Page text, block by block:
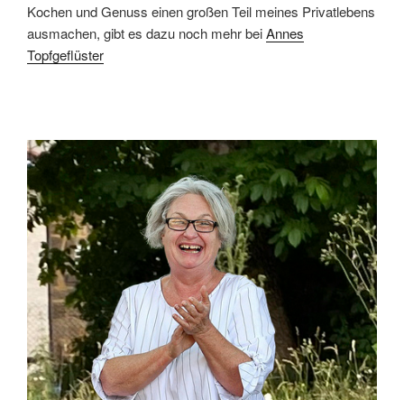
Kochen und Genuss einen großen Teil meines Privatlebens
ausmachen, gibt es dazu noch mehr beiAnnes
Topfgeflüster